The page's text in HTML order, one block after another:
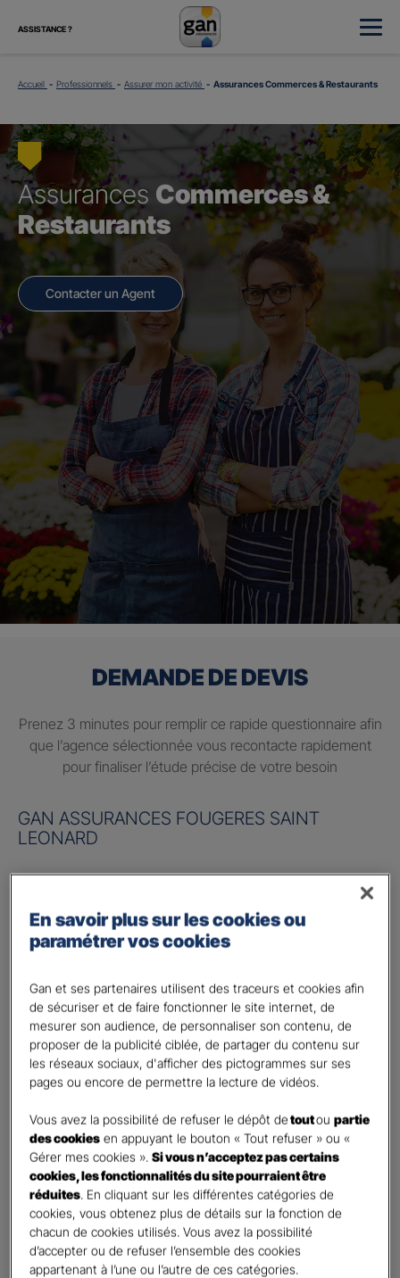
ASSISTANCE ?
Accueil Professionnels Assurer mon activité Assurances Commerces & Restaurants
Assurances Commerces &
Restaurants
Contacter un Agent
DEMANDE DE DEVIS
Prenez 3 minutes pour remplir ce rapide questionnaire afin
que l’agence sélectionnée vous recontacte rapidement
pour finaliser l’étude précise de votre besoin
GAN ASSURANCES FOUGERES SAINT
LEONARD
Nom de société (Raison sociale)*
Nombre de caractères restants : 50 caractères restants
Activité*
Indiquez l'activité professionnelle de votre entreprise
Nombre de caractères restants :9 caractères restants
Indiquez un montant annuel en euro, même approximatif.
La limite est de 9 caractères. Caractères restants : 9.
Code postal du risque*
Nombre de caractères restants :5 caractères restants
La limite est de 5 caractères. Caractères restants : 5.
En savoir plus sur les cookies ou
paramétrer vos cookies
Gan et ses partenaires utilisent des traceurs et cookies afin
de sécuriser et de faire fonctionner le site internet, de
mesurer son audience, de personnaliser son contenu, de
proposer de la publicité ciblée, de partager du contenu sur
les réseaux sociaux, d'afficher des pictogrammes sur ses
pages ou encore de permettre la lecture de vidéos.
Vous avez la possibilité de refuser le dépôt detoutoupartie
des cookies en appuyant le bouton « Tout refuser » ou «
Gérer mes cookies ».Si vous n’acceptez pas certains
cookies, les fonctionnalités du site pourraient être
réduites . En cliquant sur les différentes catégories de
cookies, vous obtenez plus de détails sur la fonction de
chacun de cookies utilisés. Vous avez la possibilité
d’accepter ou de refuser l’ensemble des cookies
appartenant à l’une ou l’autre de ces catégories.